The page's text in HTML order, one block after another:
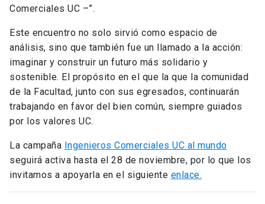
Comerciales UC –”.
Este encuentro no solo sirvió como espacio de
análisis, sino que también fue un llamado a la acción:
imaginar y construir un futuro más solidario y
sostenible. El propósito en el que la que la comunidad
de la Facultad, junto con sus egresados, continuarán
trabajando en favor del bien común, siempre guiados
por los valores UC.
La campaña Ingenieros Comerciales UC al mundo
seguirá activa hasta el 28 de noviembre, por lo que los
invitamos a apoyarla en el siguiente enlace.